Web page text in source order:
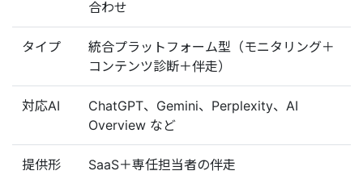
合わせ
タイプ
統合プラットフォーム型（モニタリング＋
コンテンツ診断＋伴走）
対応AI
ChatGPT、Gemini、Perplexity、AI
Overview など
提供形
SaaS＋専任担当者の伴走